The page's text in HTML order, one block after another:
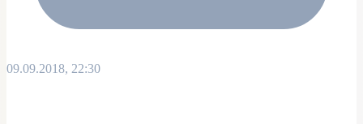
09.09.2018, 22:30